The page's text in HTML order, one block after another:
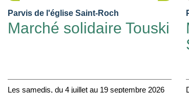
Parvis de l'église Saint-Roch
Marché solidaire Touski
Les samedis, du 4 juillet au 19 septembre 2026